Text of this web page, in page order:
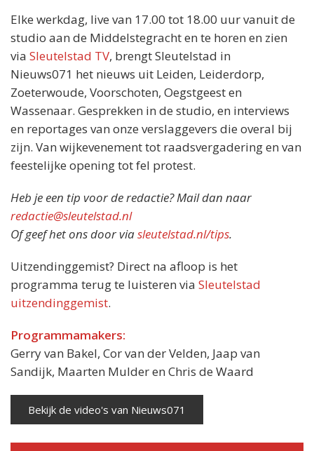
Elke werkdag, live van 17.00 tot 18.00 uur vanuit de
studio aan de Middelstegracht en te horen en zien
via Sleutelstad TV, brengt Sleutelstad in
Nieuws071 het nieuws uit Leiden, Leiderdorp,
Zoeterwoude, Voorschoten, Oegstgeest en
Wassenaar. Gesprekken in de studio, en interviews
en reportages van onze verslaggevers die overal bij
zijn. Van wijkevenement tot raadsvergadering en van
feestelijke opening tot fel protest.
Heb je een tip voor de redactie? Mail dan naar
redactie@sleutelstad.nl
Of geef het ons door viasleutelstad.nl/tips.
Uitzendinggemist? Direct na afloop is het
programma terug te luisteren via Sleutelstad
uitzendinggemist.
Programmamakers:
Gerry van Bakel, Cor van der Velden, Jaap van
Sandijk, Maarten Mulder en Chris de Waard
Bekijk de video's van Nieuws071